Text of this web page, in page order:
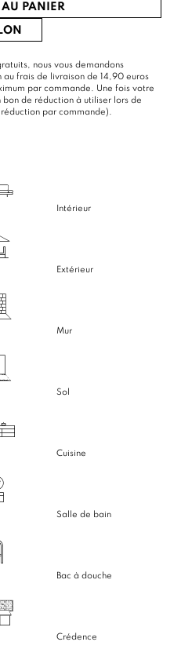
PANIER
nous vous demandons
frais de livraison de 14,90 euros
par commande. Une fois votre
de réduction à utiliser lors de
par commande).
Intérieur
Extérieur
Mur
Sol
Cuisine
Salle de bain
Bac à douche
Crédence